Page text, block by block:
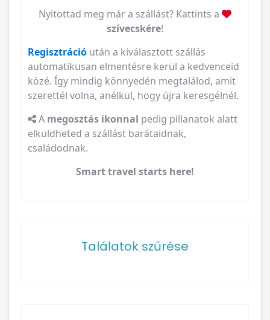
Nyitottad meg már a szállást? Kattints a
szívecskére!
Regisztráció után a kiválasztott szállás
automatikusan elmentésre kerül a kedvenceid
közé. Így mindig könnyedén megtalálod, amit
szerettél volna, anélkül, hogy újra keresgélnél.
A megosztás ikonnal pedig pillanatok alatt
elküldheted a szállást barátaidnak,
családodnak.
Smart travel starts here!
Találatok szűrése